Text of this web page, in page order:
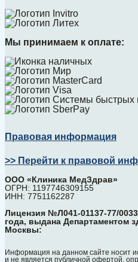
Мы принимаем к оплате:
Правовая информация
>> Перейти к правовой
ООО «Клиника МедЗдрав»
ОГРН: 1197746309155
ИНН: 7751162287
Лицензия №Л041-01137-77/
года, выдана Департаментом
Москвы:
Информация на данном сайте носит
и не является публичной офертой,